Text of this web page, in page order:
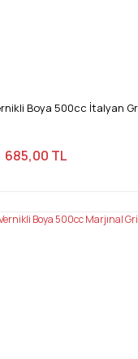
Boya 500cc İtalyan
685,00 TL